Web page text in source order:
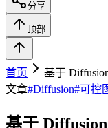
分享
顶部
首页
基于
文章#Diffusion#可控
基于